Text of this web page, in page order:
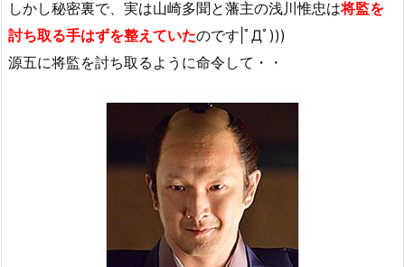
しかし秘密裏で、実は山崎多聞と藩主の浅川惟忠は将監を
討ち取る手はずを整えていたのです|ﾟДﾟ)))
源五に将監を討ち取るように命令して・・